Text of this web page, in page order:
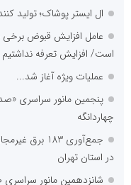
ال ایستر پوشاک؛ تولید
عامل افزایش قبوض برخی
است/ افزایش تعرفه نداشتیم
عملیات ویژه آغاز شد...
پنجمین مانور سراسری
چهاردانگه
جمع‌آوری 183
در استان تهران
شانزدهمین مانور سراسری